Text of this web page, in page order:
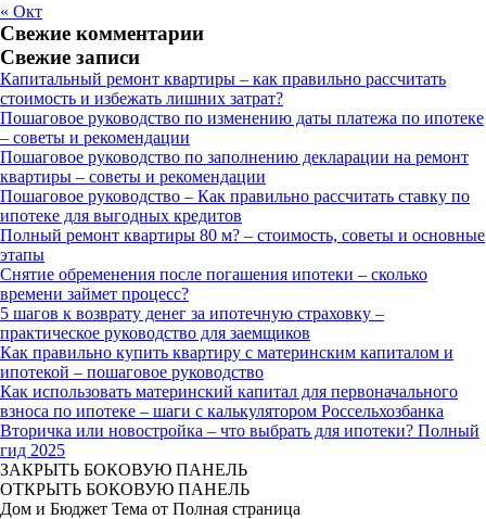
« Окт
Свежие комментарии
Свежие записи
Капитальный ремонт квартиры – как правильно рассчитать
стоимость и избежать лишних затрат?
Пошаговое руководство по изменению даты платежа по ипотеке
– советы и рекомендации
Пошаговое руководство по заполнению декларации на ремонт
квартиры – советы и рекомендации
Пошаговое руководство – Как правильно рассчитать ставку по
ипотеке для выгодных кредитов
Полный ремонт квартиры 80 м? – стоимость, советы и основные
этапы
Снятие обременения после погашения ипотеки – сколько
времени займет процесс?
5 шагов к возврату денег за ипотечную страховку –
практическое руководство для заемщиков
Как правильно купить квартиру с материнским капиталом и
ипотекой – пошаговое руководство
Как использовать материнский капитал для первоначального
взноса по ипотеке – шаги с калькулятором Россельхозбанка
Вторичка или новостройка – что выбрать для ипотеки? Полный
гид 2025
ЗАКРЫТЬ БОКОВУЮ ПАНЕЛЬ
ОТКРЫТЬ БОКОВУЮ ПАНЕЛЬ
Дом и Бюджет Тема от Полная страница